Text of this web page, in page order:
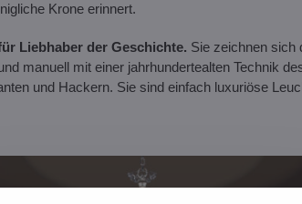
Krone erinnert.
Liebhaber der Geschichte. Sie zeichnen sich
manuell mit einer jahrhundertealten Technik
und Hackern. Sie sind einfach luxuriöse